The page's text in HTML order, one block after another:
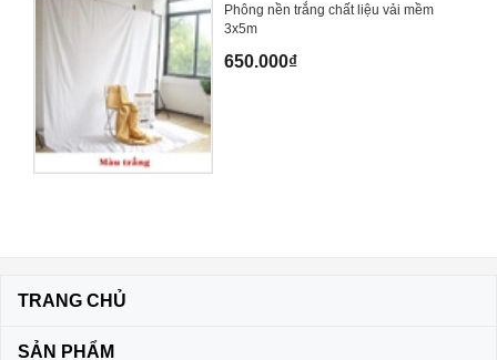
Phông nền trắng chất liệu vải mềm
3x5m
650.000₫
TRANG CHỦ
SẢN PHẨM